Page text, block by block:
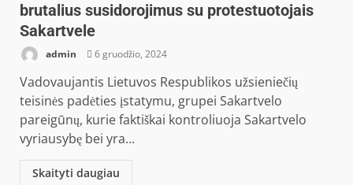
brutalius susidorojimus su protestuotojais
Sakartvele
admin 6 gruodžio, 2024
Vadovaujantis Lietuvos Respublikos užsieniečių
teisinės padėties įstatymu, grupei Sakartvelo
pareigūnų, kurie faktiškai kontroliuoja Sakartvelo
vyriausybę bei yra...
Skaityti daugiau